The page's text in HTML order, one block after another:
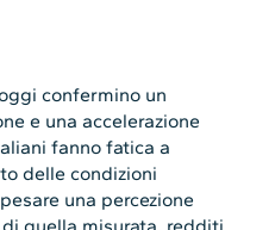
confermino un
e una accelerazione
fanno fatica a
delle condizioni
una percezione